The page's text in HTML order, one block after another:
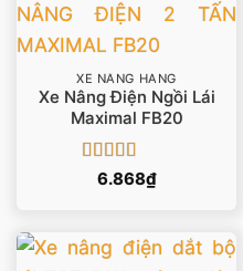
XE NÂNG HÀNG
Xe Nâng Điện Ngồi Lái
Maximal FB20
Được xếp
4.935
6.868₫